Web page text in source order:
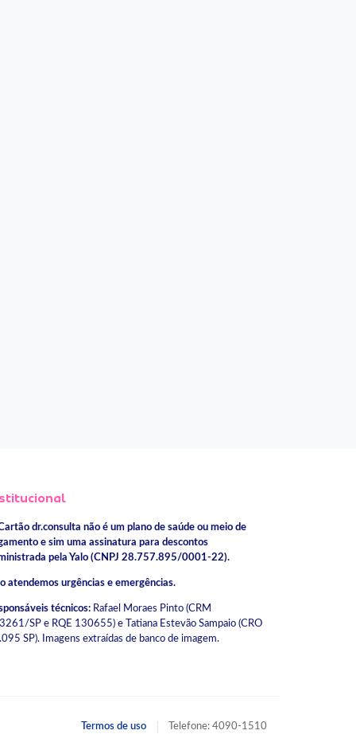
dr.consulta não é um plano de saúde ou meio de
e sim uma assinatura para descontos
pela Yalo (CNPJ 28.757.895/0001-22).
atendemos urgências e emergências.
técnicos:Rafael Moraes Pinto (CRM
SP e RQE 130655) e Tatiana Estevão Sampaio (CRO
SP). Imagens extraídas de banco de imagem.
Termos de uso Telefone: 4090-1510